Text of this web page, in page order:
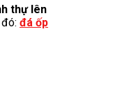
thự lên
đá ốp